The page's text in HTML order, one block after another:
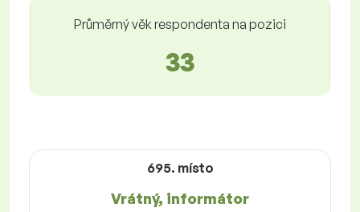
Průměrný věk respondenta na pozici
33
695. místo
Vrátný, informátor